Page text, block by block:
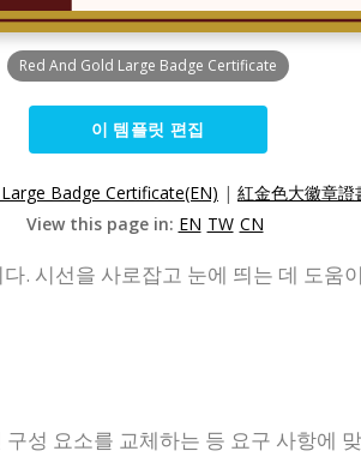
Red And Gold Large Badge Certificate
이 템플릿 편집
Badge Certificate(EN) | 紅金色大徽章證
View this page in: EN TW CN
. 시선을 사로잡고 눈에 띄는 데 도움
성 요소를 교체하는 등 요구 사항에